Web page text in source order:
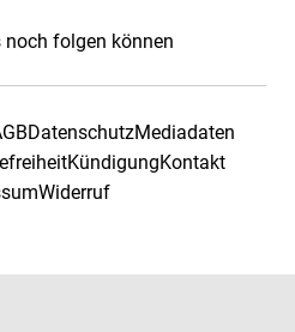
noch folgen können
DatenschutzMediadaten
KündigungKontakt
Widerruf